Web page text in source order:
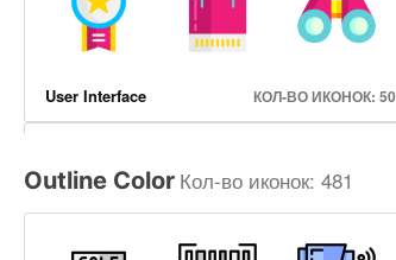
User Interface КОЛ-ВО ИКОНОК: 50
Outline Color Кол-во иконок: 481